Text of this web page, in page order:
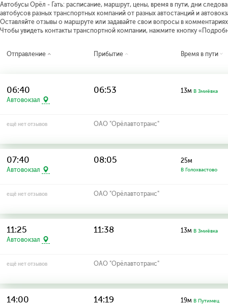
Автобусы Орёл - Гать: расписание, маршрут, цены, время в пути, дни
автобусов разных транспортных компаний от разных автостанций и
Оставляйте отзывы о маршруте или задавайте свои вопросы в
Чтобы увидеть контакты транспортной компании, нажмите кнопку
Отправление Прибытие Время в пути
06:40
Автовокзал
06:53 13м В Змиёвка
ещё нет отзывов ОАО "Орёлавтотранс"
07:40
Автовокзал
08:05 25м
В Голохвастово
ещё нет отзывов ОАО "Орёлавтотранс"
11:25
Автовокзал
11:38 13м В Змиёвка
ещё нет отзывов ОАО "Орёлавтотранс"
14:00 14:19 19м В Путимец